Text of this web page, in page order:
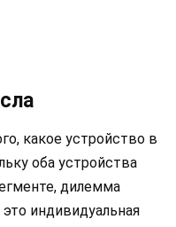
какое устройство в
оба устройства
дилемма
индивидуальная